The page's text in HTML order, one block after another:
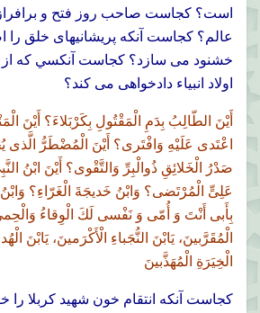
است؟ كجاست صاحب روز فتح و
عالم؟ كجاست آنكه پريشانيهاى خلق را
خشنود مى سازد؟ كجاست آنکسي كه از
اولاد انبياء دادخواهى مى كند؟
أَيْنَ الطّالِبُ بِدَمِ الْمَقْتُولِ بِكَرْبَلاءَ؟ أَيْنَ
اعْتَدى عَلَيْهِ وَافْتَرى؟ أَيْنَ الْمُضْطَرُّ الَّذى
صَدْرُ الْخَلائِقِ ذُوالْبِرِّ وَالتَّقْوى؟ أَيْنَ ابْنُ
عَلِىٍّ الْمُرْتَضى؟ وَابْنُ خَديجَةَ الْغَرّاءِ؟
بِأَبى أَنْتَ وَ أُمّى وَ نَفْسى لَكَ الْوِقاءُ
الْمُقَرَّبينَ، يَابْنَ النُّجَباءِ الْأَكْرَمينَ، يَابْنَ
الْخِيَرَةِ الْمُهَذَّبينَ
کجاست آنکه انتقام خون شهيد کربلا را